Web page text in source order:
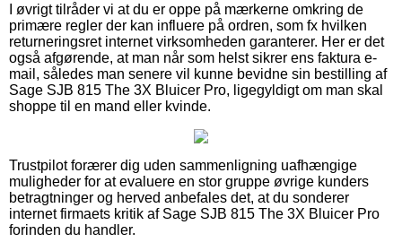
I øvrigt tilråder vi at du er oppe på mærkerne omkring de
primære regler der kan influere på ordren, som fx hvilken
returneringsret internet virksomheden garanterer. Her er det
også afgørende, at man når som helst sikrer ens faktura e-
mail, således man senere vil kunne bevidne sin bestilling af
Sage SJB 815 The 3X Bluicer Pro, ligegyldigt om man skal
shoppe til en mand eller kvinde.
Trustpilot forærer dig uden sammenligning uafhængige
muligheder for at evaluere en stor gruppe øvrige kunders
betragtninger og herved anbefales det, at du sonderer
internet firmaets kritik af Sage SJB 815 The 3X Bluicer Pro
forinden du handler.